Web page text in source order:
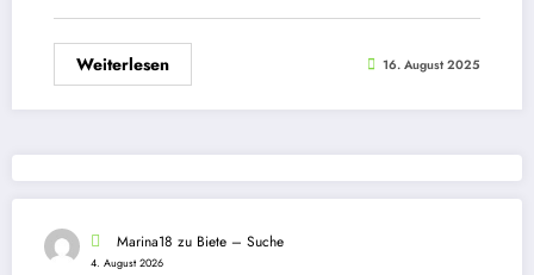
Weiterlesen 16. August 2025
Marina18 zu Biete – Suche
4. August 2026